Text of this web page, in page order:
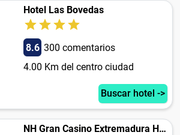
Hotel Las Bovedas
8.6 300 comentarios
4.00 Km del centro ciudad
Buscar hotel ->
NH Gran Casino Extremadura Hotel